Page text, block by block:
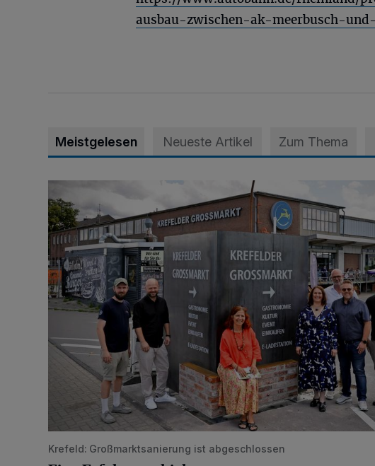
ausbau-zwischen-ak-meerbusch-
Meistgelesen Neueste Artikel Zum Thema
Krefeld: Großmarktsanierung ist abgeschlossen